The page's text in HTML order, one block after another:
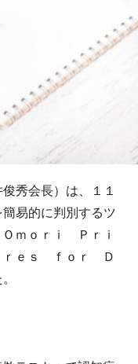
秀会長）は、１１
易的に判別するツ
ｍｏｒｉ Ｐｒｉ
ｒｅｓ ｆｏｒ Ｄ